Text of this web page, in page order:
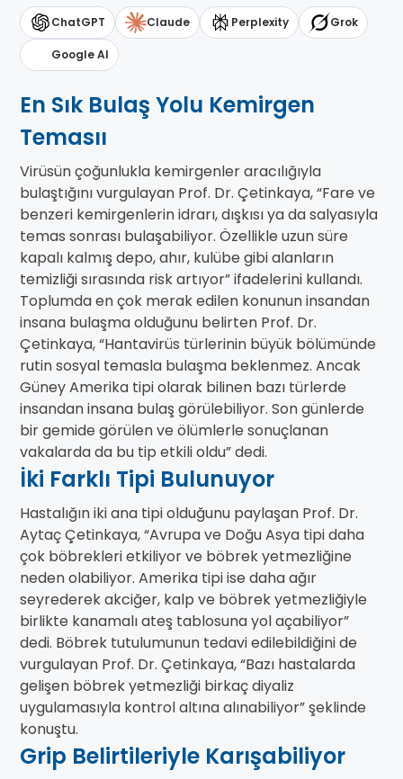
ChatGPT Claude Perplexity Grok
Google AI
En Sık Bulaş Yolu Kemirgen
Temasıı
Virüsün çoğunlukla kemirgenler aracılığıyla
bulaştığını vurgulayan Prof. Dr. Çetinkaya, “Fare ve
benzeri kemirgenlerin idrarı, dışkısı ya da salyasıyla
temas sonrası bulaşabiliyor. Özellikle uzun süre
kapalı kalmış depo, ahır, kulübe gibi alanların
temizliği sırasında risk artıyor” ifadelerini kullandı.
Toplumda en çok merak edilen konunun insandan
insana bulaşma olduğunu belirten Prof. Dr.
Çetinkaya, “Hantavirüs türlerinin büyük bölümünde
rutin sosyal temasla bulaşma beklenmez. Ancak
Güney Amerika tipi olarak bilinen bazı türlerde
insandan insana bulaş görülebiliyor. Son günlerde
bir gemide görülen ve ölümlerle sonuçlanan
vakalarda da bu tip etkili oldu” dedi.
İki Farklı Tipi Bulunuyor
Hastalığın iki ana tipi olduğunu paylaşan Prof. Dr.
Aytaç Çetinkaya, “Avrupa ve Doğu Asya tipi daha
çok böbrekleri etkiliyor ve böbrek yetmezliğine
neden olabiliyor. Amerika tipi ise daha ağır
seyrederek akciğer, kalp ve böbrek yetmezliğiyle
birlikte kanamalı ateş tablosuna yol açabiliyor”
dedi. Böbrek tutulumunun tedavi edilebildiğini de
vurgulayan Prof. Dr. Çetinkaya, “Bazı hastalarda
gelişen böbrek yetmezliği birkaç diyaliz
uygulamasıyla kontrol altına alınabiliyor” şeklinde
konuştu.
Grip Belirtileriyle Karışabiliyor